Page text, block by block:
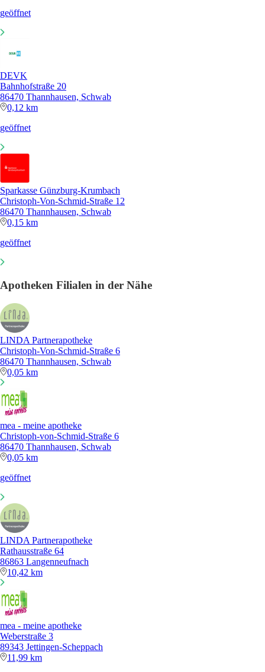
geöffnet
DEVK
Bahnhofstraße 20
86470 Thannhausen, Schwab
0,12 km
geöffnet
Sparkasse Günzburg-Krumbach
Christoph-Von-Schmid-Straße 12
86470 Thannhausen, Schwab
0,15 km
geöffnet
Apotheken Filialen in der Nähe
LINDA Partnerapotheke
Christoph-Von-Schmid-Straße 6
86470 Thannhausen, Schwab
0,05 km
mea - meine apotheke
Christoph-von-Schmid-Straße 6
86470 Thannhausen, Schwab
0,05 km
geöffnet
LINDA Partnerapotheke
Rathausstraße 64
86863 Langenneufnach
10,42 km
mea - meine apotheke
Weberstraße 3
89343 Jettingen-Scheppach
11,99 km